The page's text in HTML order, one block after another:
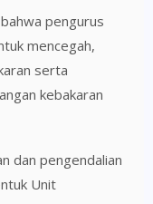
pengurus
mencegah,
serta
kebakaran
dan pengendalian
Unit